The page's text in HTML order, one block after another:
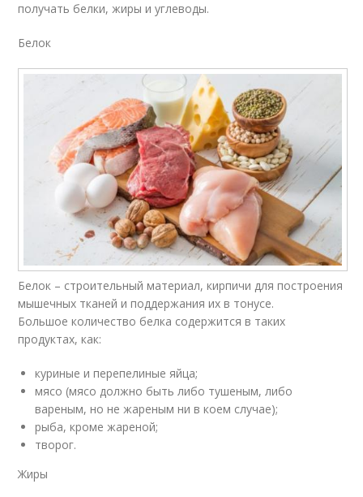
получать белки, жиры и углеводы.
Белок
Белок – строительный материал, кирпичи для построения
мышечных тканей и поддержания их в тонусе.
Большое количество белка содержится в таких
продуктах, как:
куриные и перепелиные яйца;
мясо (мясо должно быть либо тушеным, либо
вареным, но не жареным ни в коем случае);
рыба, кроме жареной;
творог.
Жиры